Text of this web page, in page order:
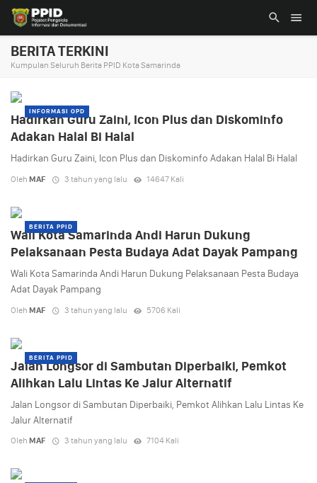
BERITA TERKINI
Kumpulan Seluruh Berita PPID Kota Samarinda
INFORMASI OPD
Hadirkan Guru Zaini, Icon Plus dan Diskominfo
Adakan Halal Bi Halal
Hadirkan Guru Zaini, Icon Plus dan Diskominfo Adakan Halal Bi Halal
Oleh MAF 3 tahun yang lalu 14647 Kali
BERITA PPID
Wali Kota Samarinda Andi Harun Dukung
Pelaksanaan Pesta Budaya Adat Dayak Pampang
Wali Kota Samarinda Andi Harun Dukung Pelaksanaan Pesta Budaya
Adat Dayak Pampang
Oleh MAF 3 tahun yang lalu 5706 Kali
BERITA PPID
Jalan Longsor di Sambutan Diperbaiki, Pemkot
Alihkan Lalu Lintas Ke Jalur Alternatif
Jalan Longsor di Sambutan Diperbaiki, Pemkot Alihkan Lalu Lintas Ke
Jalur Alternatif
Oleh MAF 3 tahun yang lalu 7104 Kali